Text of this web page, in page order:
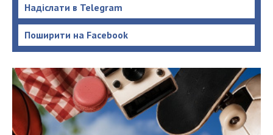
Надіслати в Telegram
Поширити на Facebook